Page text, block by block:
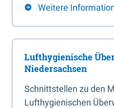
Weitere
Lufthygienische
Niedersachsen
Schnittstellen zu den
Lufthygienischen